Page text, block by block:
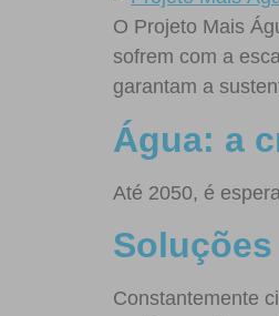
O Projeto Mais
sofrem com a
garantam a
Água: a
Até 2050, é
Constantemente